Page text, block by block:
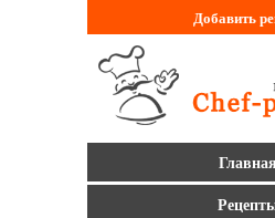
Добавить
Главная